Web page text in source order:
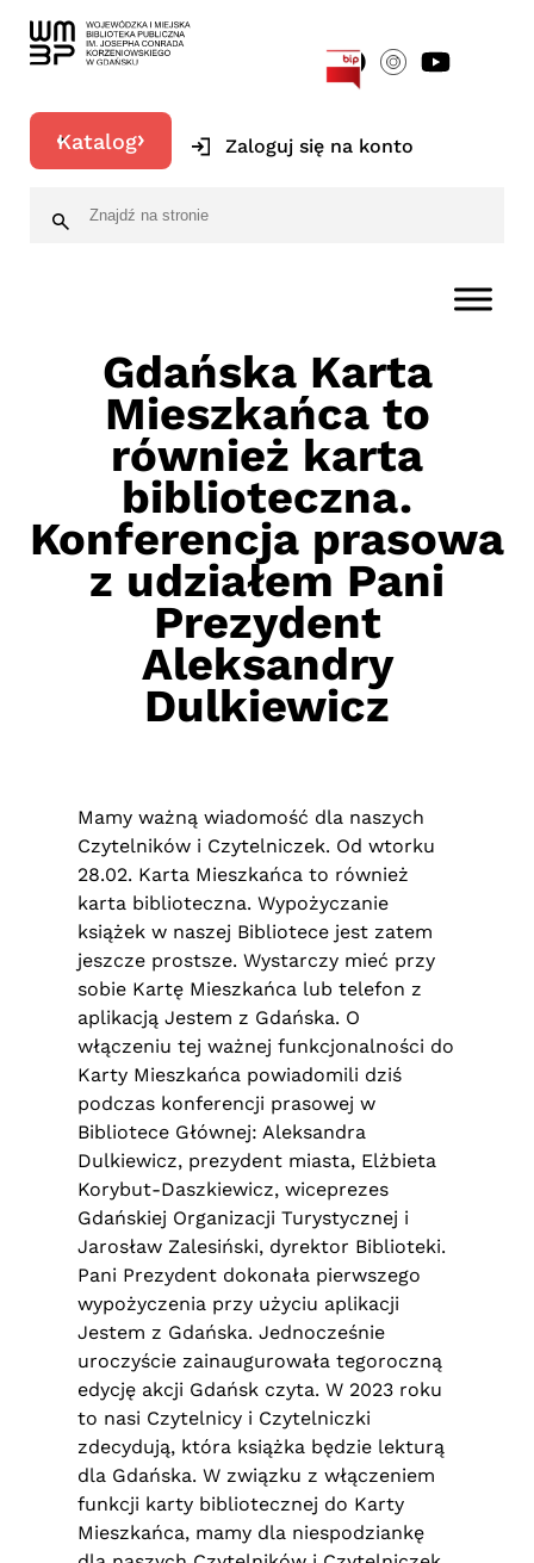
Katalog Zaloguj się na konto
Gdańska Karta
Mieszkańca to
również karta
biblioteczna.
Konferencja prasowa
z udziałem Pani
Prezydent
Aleksandry
Dulkiewicz
Mamy ważną wiadomość dla naszych
Czytelników i Czytelniczek. Od wtorku
28.02. Karta Mieszkańca to również
karta biblioteczna. Wypożyczanie
książek w naszej Bibliotece jest zatem
jeszcze prostsze. Wystarczy mieć przy
sobie Kartę Mieszkańca lub telefon z
aplikacją Jestem z Gdańska. O
włączeniu tej ważnej funkcjonalności do
Karty Mieszkańca powiadomili dziś
podczas konferencji prasowej w
Bibliotece Głównej: Aleksandra
Dulkiewicz, prezydent miasta, Elżbieta
Korybut-Daszkiewicz, wiceprezes
Gdańskiej Organizacji Turystycznej i
Jarosław Zalesiński, dyrektor Biblioteki.
Pani Prezydent dokonała pierwszego
wypożyczenia przy użyciu aplikacji
Jestem z Gdańska. Jednocześnie
uroczyście zainaugurowała tegoroczną
edycję akcji Gdańsk czyta. W 2023 roku
to nasi Czytelnicy i Czytelniczki
zdecydują, która książka będzie lekturą
dla Gdańska. W związku z włączeniem
funkcji karty bibliotecznej do Karty
Mieszkańca, mamy dla niespodziankę